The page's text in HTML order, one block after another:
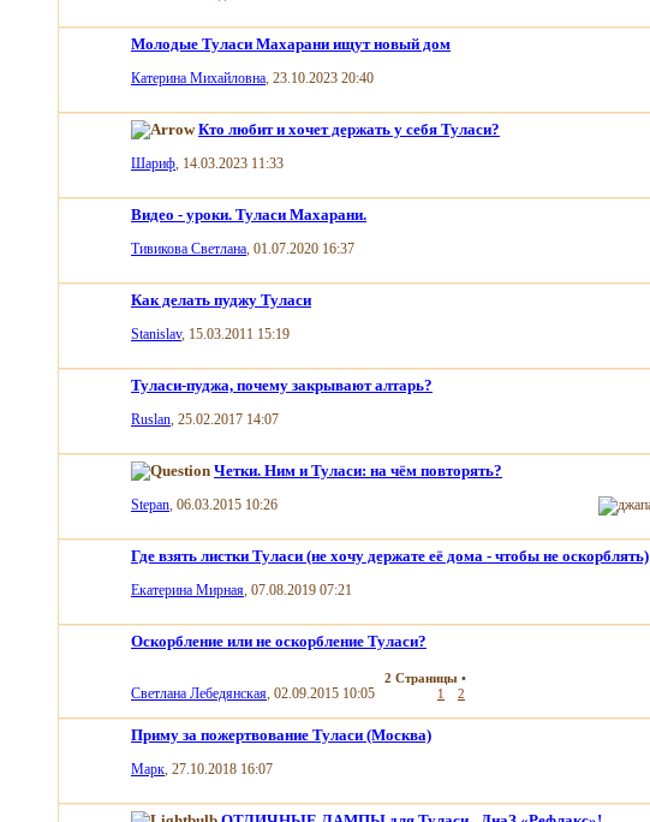
Молодые Туласи Махарани ищут новый дом
Катерина Михайловна, 23.10.2023 20:40
Кто любит и хочет держать у себя Туласи?
Шариф, 14.03.2023 11:33
Видео - уроки. Туласи Махарани.
Тивикова Светлана, 01.07.2020 16:37
Как делать пуджу Туласи
Stanislav, 15.03.2011 15:19
Туласи-пуджа, почему закрывают алтарь?
Ruslan, 25.02.2017 14:07
Четки. Ним и Туласи: на чём повторять?
Stepan, 06.03.2015 10:26
Где взять листки Туласи (не хочу держате её дома - чтобы не оскорблять)
Екатерина Мирная, 07.08.2019 07:21
Оскорбление или не оскорбление Туласи?
Светлана Лебедянская, 02.09.2015 10:05
2 Страницы •
1
2
Приму за пожертвование Туласи (Москва)
Марк, 27.10.2018 16:07